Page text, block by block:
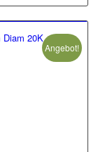
20K
Angebot!